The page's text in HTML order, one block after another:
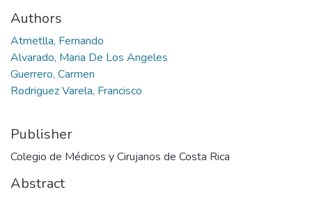
Authors
Atmetlla, Fernando
Alvarado, Maria De Los Angeles
Guerrero, Carmen
Rodriguez Varela, Francisco
Publisher
Colegio de Médicos y Cirujanos de Costa Rica
Abstract